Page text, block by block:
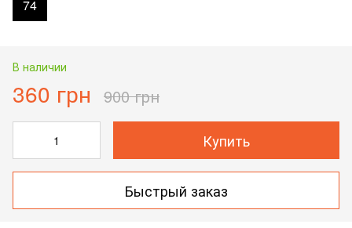
74
В наличии
360 грн 900 грн
Купить
Быстрый заказ